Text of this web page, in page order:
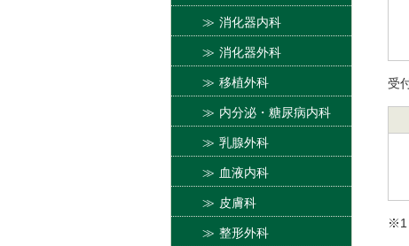
受
※1
消化器内科
消化器外科
移植外科
内分泌・糖尿病内科
乳腺外科
血液内科
皮膚科
整形外科